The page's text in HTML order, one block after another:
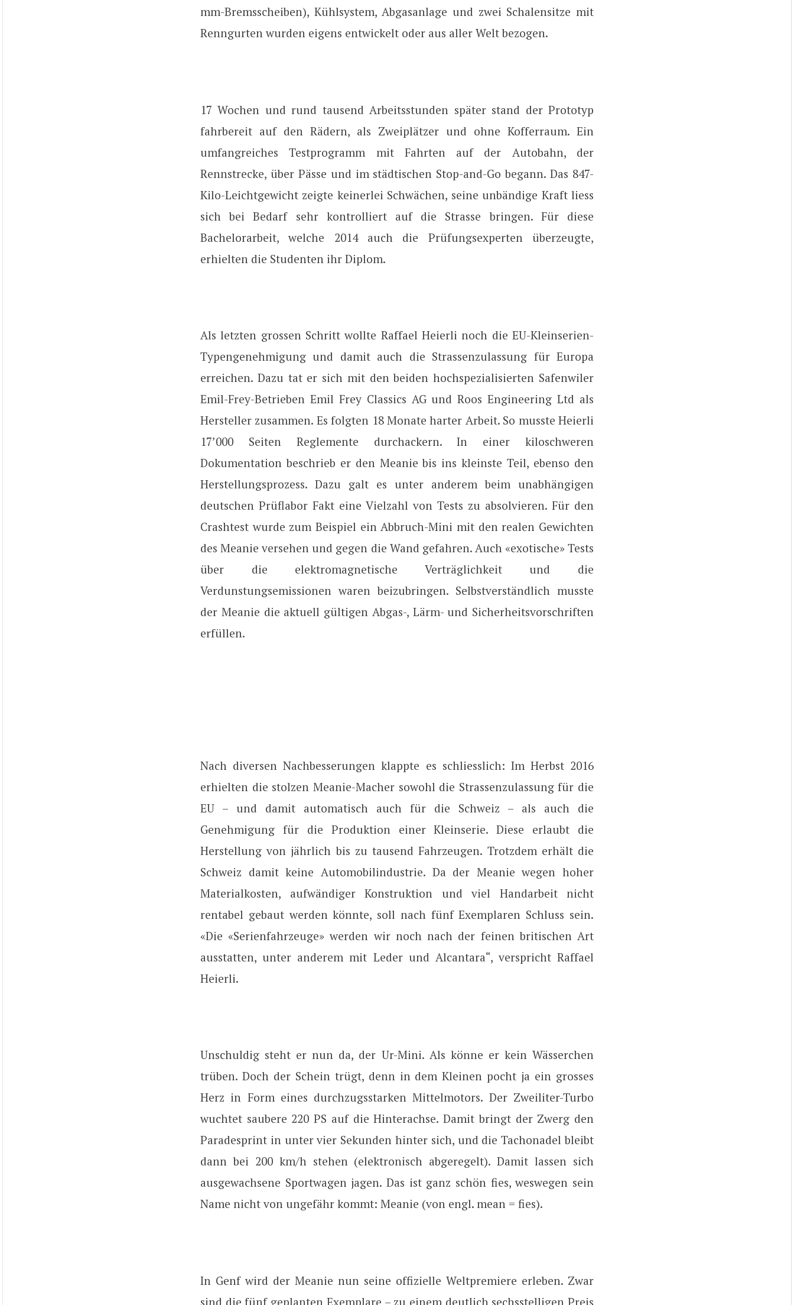
mm-Bremsscheiben), Kühlsystem, Abgasanlage und zwei Schalensitze mit
Renngurten wurden eigens entwickelt oder aus aller Welt bezogen.
17 Wochen und rund tausend Arbeitsstunden später stand der Prototyp
fahrbereit auf den Rädern, als Zweiplätzer und ohne Kofferraum. Ein
umfangreiches Testprogramm mit Fahrten auf der Autobahn, der
Rennstrecke, über Pässe und im städtischen Stop-and-Go begann. Das 847-
Kilo-Leichtgewicht zeigte keinerlei Schwächen, seine unbändige Kraft liess
sich bei Bedarf sehr kontrolliert auf die Strasse bringen. Für diese
Bachelorarbeit, welche 2014 auch die Prüfungsexperten überzeugte,
erhielten die Studenten ihr Diplom.
Als letzten grossen Schritt wollte Raffael Heierli noch die EU-Kleinserien-
Typengenehmigung und damit auch die Strassenzulassung für Europa
erreichen. Dazu tat er sich mit den beiden hochspezialisierten Safenwiler
Emil-Frey-Betrieben Emil Frey Classics AG und Roos Engineering Ltd als
Hersteller zusammen. Es folgten 18 Monate harter Arbeit. So musste Heierli
17’000 Seiten Reglemente durchackern. In einer kiloschweren
Dokumentation beschrieb er den Meanie bis ins kleinste Teil, ebenso den
Herstellungsprozess. Dazu galt es unter anderem beim unabhängigen
deutschen Prüflabor Fakt eine Vielzahl von Tests zu absolvieren. Für den
Crashtest wurde zum Beispiel ein Abbruch-Mini mit den realen Gewichten
des Meanie versehen und gegen die Wand gefahren. Auch «exotische» Tests
über die elektromagnetische Verträglichkeit und die
Verdunstungsemissionen waren beizubringen. Selbstverständlich musste
der Meanie die aktuell gültigen Abgas-, Lärm- und Sicherheitsvorschriften
erfüllen.
Nach diversen Nachbesserungen klappte es schliesslich: Im Herbst 2016
erhielten die stolzen Meanie-Macher sowohl die Strassenzulassung für die
EU – und damit automatisch auch für die Schweiz – als auch die
Genehmigung für die Produktion einer Kleinserie. Diese erlaubt die
Herstellung von jährlich bis zu tausend Fahrzeugen. Trotzdem erhält die
Schweiz damit keine Automobilindustrie. Da der Meanie wegen hoher
Materialkosten, aufwändiger Konstruktion und viel Handarbeit nicht
rentabel gebaut werden könnte, soll nach fünf Exemplaren Schluss sein.
«Die «Serienfahrzeuge» werden wir noch nach der feinen britischen Art
ausstatten, unter anderem mit Leder und Alcantara“, verspricht Raffael
Heierli.
Unschuldig steht er nun da, der Ur-Mini. Als könne er kein Wässerchen
trüben. Doch der Schein trügt, denn in dem Kleinen pocht ja ein grosses
Herz in Form eines durchzugsstarken Mittelmotors. Der Zweiliter-Turbo
wuchtet saubere 220 PS auf die Hinterachse. Damit bringt der Zwerg den
Paradesprint in unter vier Sekunden hinter sich, und die Tachonadel bleibt
dann bei 200 km/h stehen (elektronisch abgeregelt). Damit lassen sich
ausgewachsene Sportwagen jagen. Das ist ganz schön fies, weswegen sein
Name nicht von ungefähr kommt: Meanie (von engl. mean = fies).
In Genf wird der Meanie nun seine offizielle Weltpremiere erleben. Zwar
sind die fünf geplanten Exemplare – zu einem deutlich sechsstelligen Preis